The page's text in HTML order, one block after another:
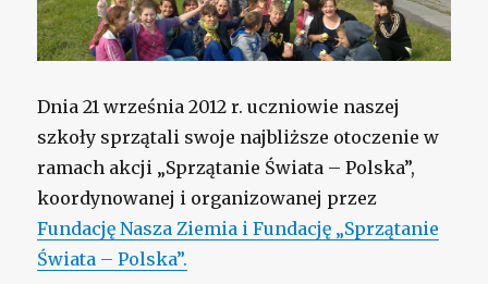
Dnia 21 września 2012 r. uczniowie naszej
szkoły sprzątali swoje najbliższe otoczenie w
ramach akcji „Sprzątanie Świata – Polska”,
koordynowanej i organizowanej przez
Fundację Nasza Ziemia i Fundację „Sprzątanie
Świata – Polska”.